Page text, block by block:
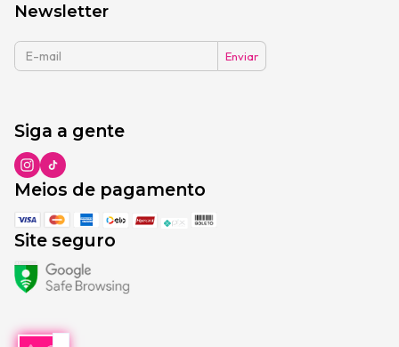
Newsletter
Siga a gente
Meios de pagamento
Site seguro